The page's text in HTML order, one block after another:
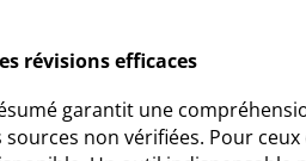
révisions efficaces
garantit une
sources non vérifiées. Pour